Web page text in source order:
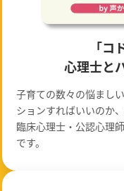
「コ
心理士と
子育ての数々の悩まし
ションすればいいのか
臨床心理士・公認心理
です。